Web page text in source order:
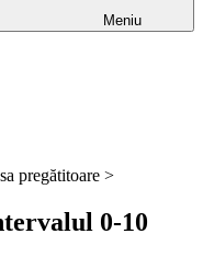
Meniu
pregătitoare >
0-10